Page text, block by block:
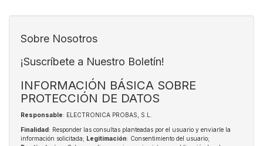
Sobre Nosotros
¡Suscríbete a Nuestro Boletín!
INFORMACIÓN BÁSICA SOBRE
PROTECCIÓN DE DATOS
Responsable: ELECTRONICA PROBAS, S.L.
Finalidad: Responder las consultas planteadas por el usuario y enviarle la
información solicitada; Legitimación: Consentimiento del usuario;